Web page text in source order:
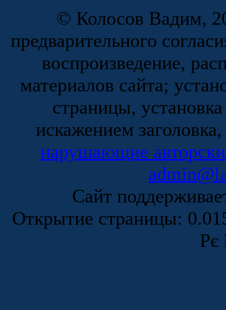
© Колосов Вадим,
предварительного
воспроизведение,
материалов сайта;
страницы,
искажением
нарушающие
Сайт
Открытие страницы:
Рє